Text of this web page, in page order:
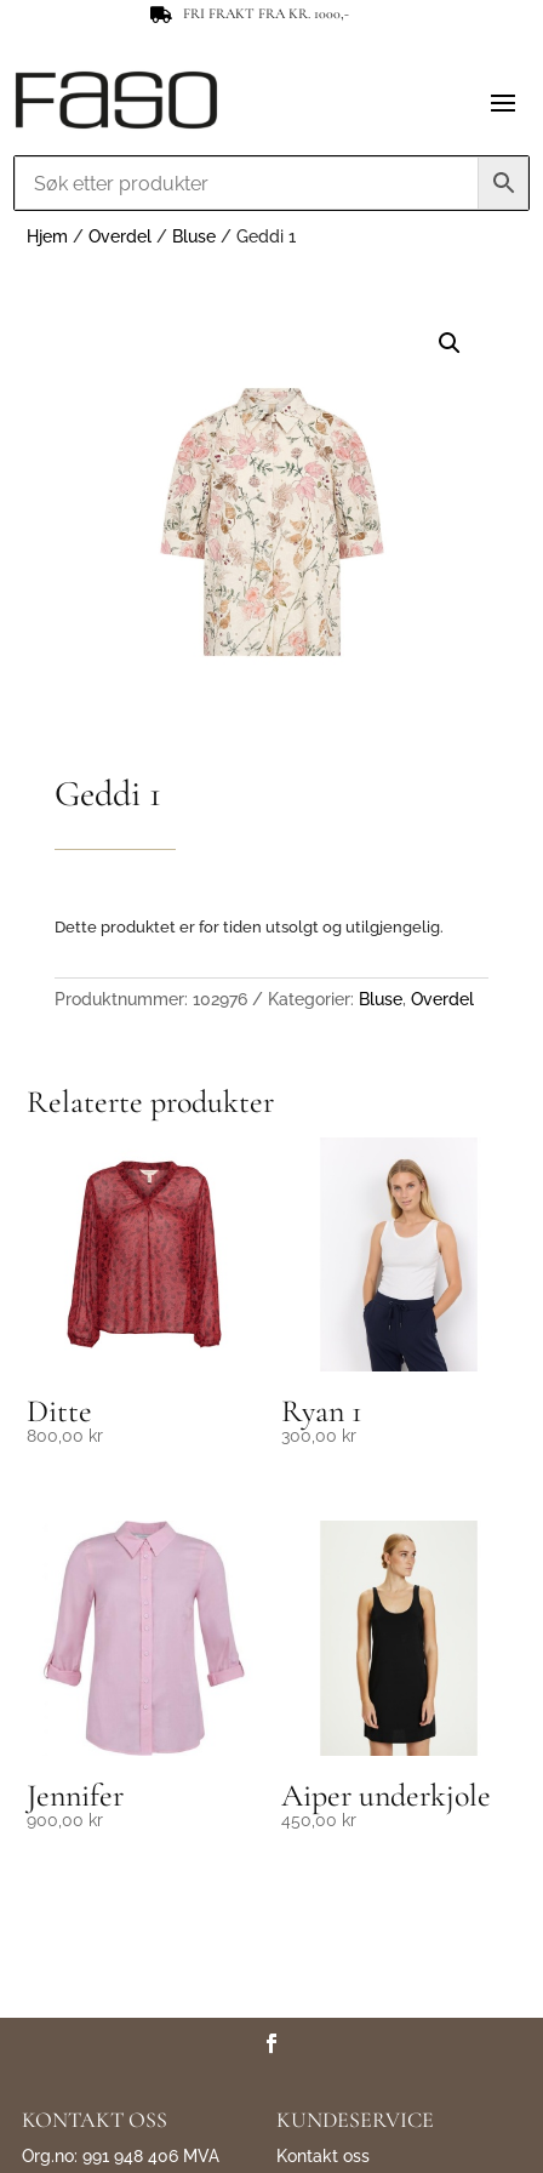
 FRI FRAKT FRA KR. 1000,-
Hjem /Overdel / Bluse / Geddi 1
Geddi 1
Dette produktet er for tiden utsolgt og utilgjengelig.
Produktnummer: 102976 Kategorier: Bluse, Overdel
Relaterte produkter
Ditte
800,00 kr
Ryan 1
300,00 kr
Jennifer
900,00 kr
Aiper underkjole
450,00 kr
KONTAKT OSS
Org.no: 991 948 406 MVA
KUNDESERVICE
Kontakt oss